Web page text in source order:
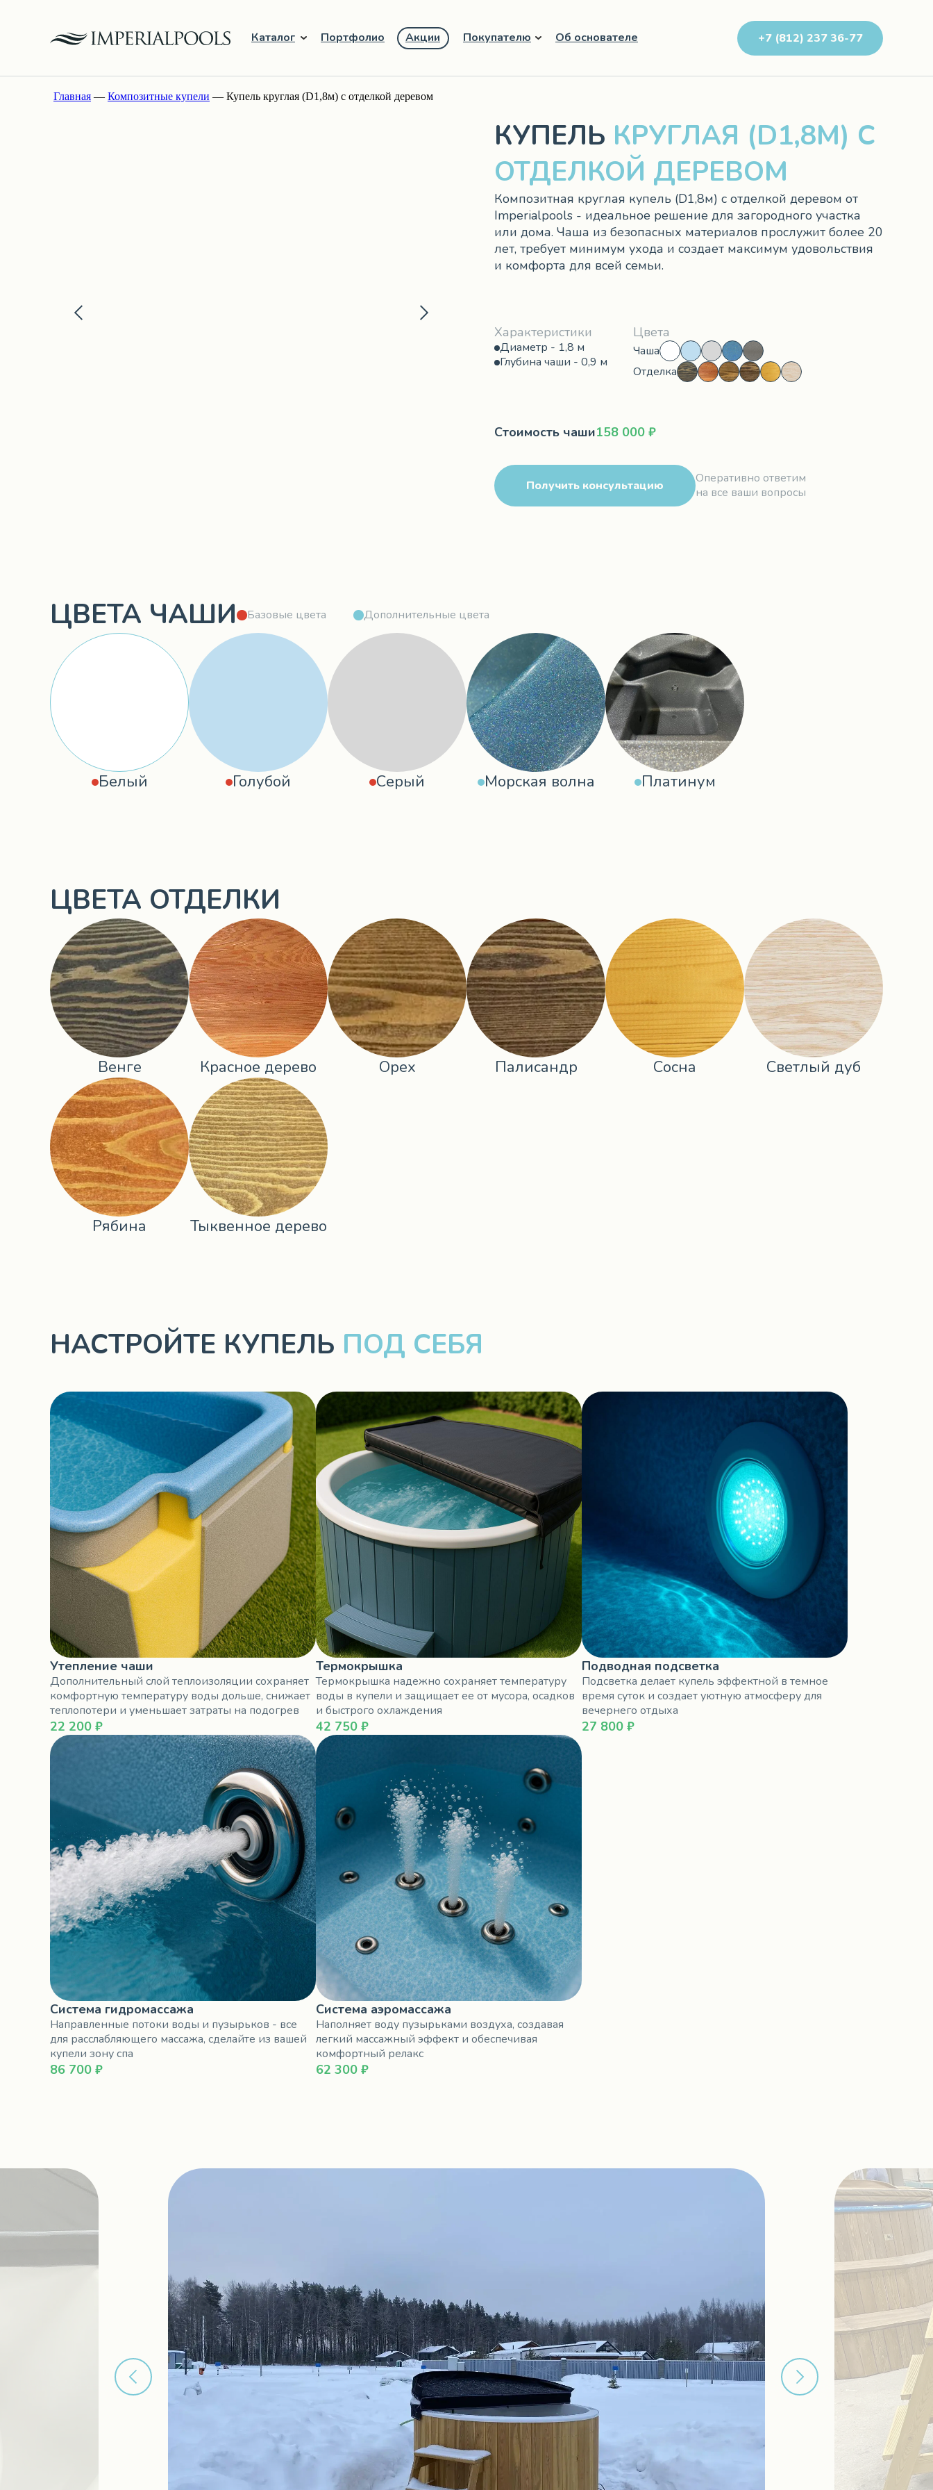
Об основателе
Портфолио +7 (812) 237 36-77
Покупателю
Каталог Акции
Главная — Композитные купели — Купель круглая (D1,8м) с отделкой деревом
КУПЕЛЬ КРУГЛАЯ (D1,8М) С
ОТДЕЛКОЙ ДЕРЕВОМ
Композитная круглая купель (D1,8м) с отделкой деревом от
Imperialpools - идеальное решение для загородного участка
или дома. Чаша из безопасных материалов прослужит более 20
лет, требует минимум ухода и создает максимум удовольствия
и комфорта для всей семьи.
Получить консультацию
Оперативно ответим
на все ваши вопросы
Стоимость чаши158 000 ₽
Характеристики
Диаметр - 1,8 м
Глубина чаши - 0,9 м
Цвета
Чаша
Отделка
ЦВЕТА ЧАШИ Базовые цвета Дополнительные цвета
Белый Голубой Серый Морская волна Платинум
ЦВЕТА ОТДЕЛКИ
Венге Красное дерево Орех Палисандр Сосна Светлый дуб
Рябина Тыквенное дерево
НАСТРОЙТЕ КУПЕЛЬ ПОД СЕБЯ
Утепление чаши
Дополнительный слой теплоизоляции сохраняет
комфортную температуру воды дольше, снижает
теплопотери и уменьшает затраты на подогрев
22 200 ₽
Термокрышка
Термокрышка надежно сохраняет температуру
воды в купели и защищает ее от мусора, осадков
и быстрого охлаждения
42 750 ₽
Подводная подсветка
Подсветка делает купель эффектной в темное
время суток и создает уютную атмосферу для
вечернего отдыха
27 800 ₽
Система гидромассажа
Направленные потоки воды и пузырьков - все
для расслабляющего массажа, сделайте из вашей
купели зону спа
86 700 ₽
Система аэромассажа
Наполняет воду пузырьками воздуха, создавая
легкий массажный эффект и обеспечивая
комфортный релакс
62 300 ₽